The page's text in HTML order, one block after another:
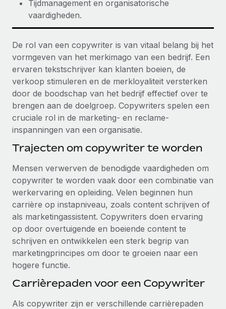
Tijdmanagement en organisatorische
vaardigheden.
De rol van een copywriter is van vitaal belang bij het
vormgeven van het merkimago van een bedrijf. Een
ervaren tekstschrijver kan klanten boeien, de
verkoop stimuleren en de merkloyaliteit versterken
door de boodschap van het bedrijf effectief over te
brengen aan de doelgroep. Copywriters spelen een
cruciale rol in de marketing- en reclame-
inspanningen van een organisatie.
Trajecten om copywriter te worden
Mensen verwerven de benodigde vaardigheden om
copywriter te worden vaak door een combinatie van
werkervaring en opleiding. Velen beginnen hun
carrière op instapniveau, zoals content schrijven of
als marketingassistent. Copywriters doen ervaring
op door overtuigende en boeiende content te
schrijven en ontwikkelen een sterk begrip van
marketingprincipes om door te groeien naar een
hogere functie.
Carrièrepaden voor een Copywriter
Als copywriter zijn er verschillende carrièrepaden